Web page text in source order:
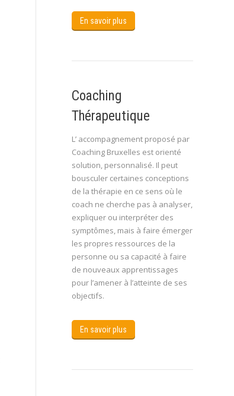
En savoir plus
Coaching
Thérapeutique
L’ accompagnement proposé par
Coaching Bruxelles est orienté
solution, personnalisé. Il peut
bousculer certaines conceptions
de la thérapie en ce sens où le
coach ne cherche pas à analyser,
expliquer ou interpréter des
symptômes, mais à faire émerger
les propres ressources de la
personne ou sa capacité à faire
de nouveaux apprentissages
pour l’amener à l’atteinte de ses
objectifs.
En savoir plus